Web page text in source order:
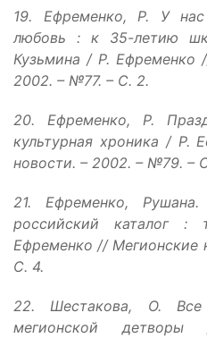
19. Ефременко, Р. У
любовь : к 35-летию
Кузьмина / Р. Ефременко
2002. – №77. – С. 2.
20. Ефременко, Р.
культурная хроника / Р.
новости. – 2002. – №79. –
21. Ефременко,
российский каталог
Ефременко // Мегионские
С. 4.
22. Шестакова, О. Все
мегионской